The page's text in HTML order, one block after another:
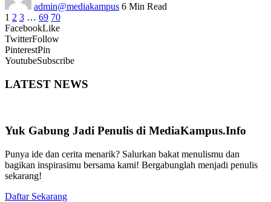
admin@mediakampus 6 Min Read
1 2 3 … 69 70
FacebookLike
TwitterFollow
PinterestPin
YoutubeSubscribe
LATEST NEWS
Yuk Gabung Jadi Penulis di MediaKampus.Info
Punya ide dan cerita menarik? Salurkan bakat menulismu dan
bagikan inspirasimu bersama kami! Bergabunglah menjadi penulis
sekarang!
Daftar Sekarang